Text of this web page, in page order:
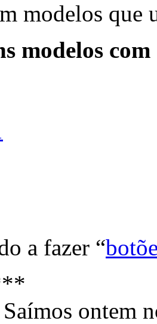
modelos que
modelos com
a fazer “
Saímos ontem